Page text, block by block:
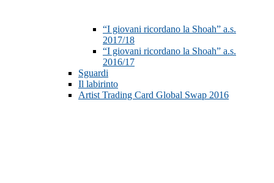
“I giovani ricordano la Shoah” a.s.
2017/18
“I giovani ricordano la Shoah” a.s.
2016/17
Sguardi
Il labirinto
Artist Trading Card Global Swap 2016